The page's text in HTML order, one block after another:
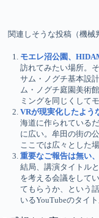
関連しそうな投稿（機械
モエレ沼公園、
訪れてみたい場所。
サム・ノグチ基本設
ム・ノグチ庭園美術
ミングを同じくして
VRが現実化したよう
海道に作られている
に広い。牟田の街の
ここでは広々とした
重要なご報告は無い
結局、講演タイトル
を考える会議をして
てもらうか、という
いるYouTubeのタイ